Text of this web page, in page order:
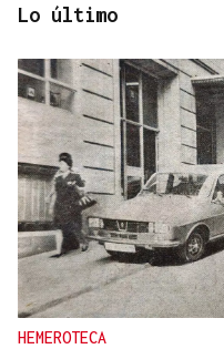
"FELIZ VIAJE AL
El Sol, la sangre y el
el eclipse de 1912 en
Lo último
HEMEROTECA